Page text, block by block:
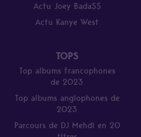
Actu Joey Bada$$
Actu Kanye West
TOPS
Top albums francophones
de 2023
Top albums anglophones de
2023
Parcours de DJ Mehdi en 20